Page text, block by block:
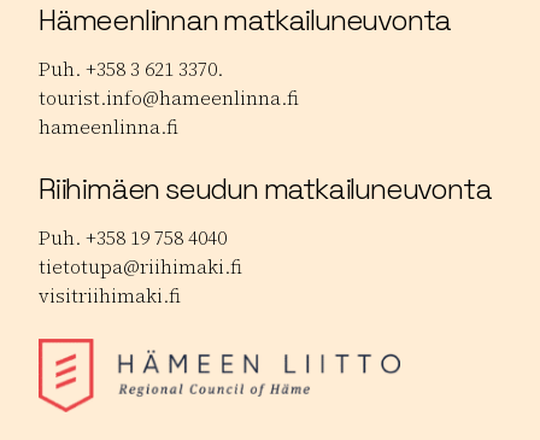
Hämeenlinnan matkailuneuvonta
Puh. +358 3 621 3370.
tourist.info@hameenlinna.fi
hameenlinna.fi
Riihimäen seudun matkailuneuvonta
Puh. +358 19 758 4040
tietotupa@riihimaki.fi
visitriihimaki.fi